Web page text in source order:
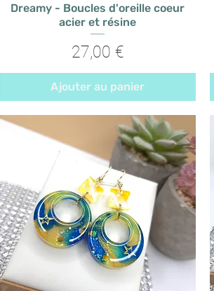
Dreamy - Boucles d'oreille coeur
acier et résine
Prix
27,00 €
Ajouter au panier